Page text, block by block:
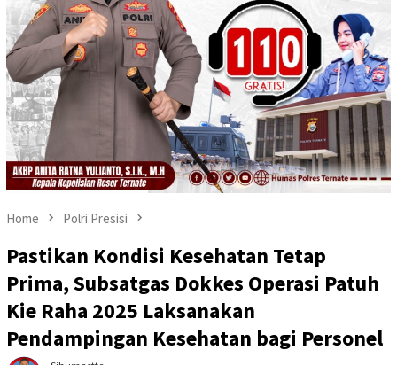
Home Polri Presisi
Pastikan Kondisi Kesehatan Tetap
Prima, Subsatgas Dokkes Operasi Patuh
Kie Raha 2025 Laksanakan
Pendampingan Kesehatan bagi Personel